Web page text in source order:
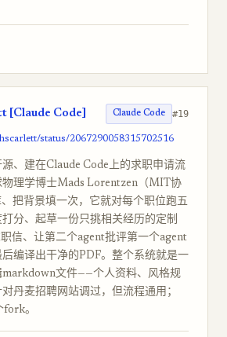
[Claude Code] Claude Code #19
status/2067290058315702516
、建在Claude Code上的求职申请流
物理学博士Mads Lorentzen（MIT协
把背景填一次，它就对每个职位跑五
分、起草一份只挑相关经历的定制
信、让第二个agent批评第一个agent
编译出干净的PDF。整个系统就是一
markdown文件——个人资料、风格规
丹麦招聘网站调过，但流程通用；
。